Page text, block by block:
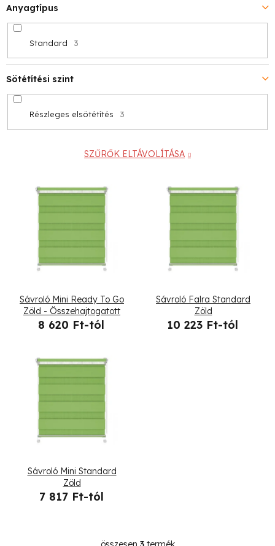
Anyagtípus
Standard 3
Sötétítési szint
Részleges elsötétítés 3
SZŰRŐK ELTÁVOLÍTÁSA
Sávroló Mini Ready To Go
Zöld - Összehajtogatott
8 620 Ft-tól
Sávroló Falra Standard
Zöld
10 223 Ft-tól
Sávroló Mini Standard
Zöld
7 817 Ft-tól